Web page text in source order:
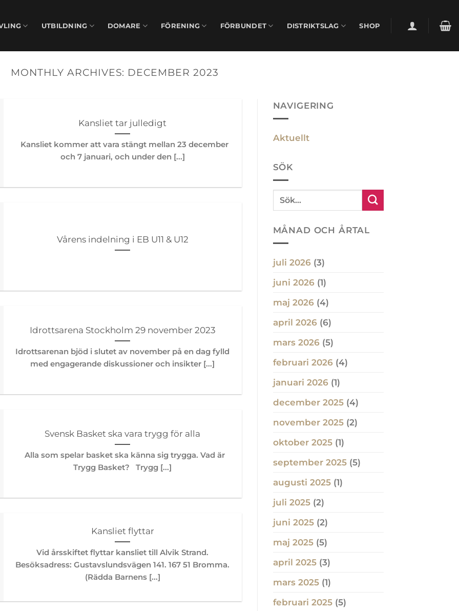
UTBILDNING DOMARE FÖRENING FÖRBUNDET DISTRIKTSLAG SHOP
MONTHLY ARCHIVES: DECEMBER 2023
Kansliet tar julledigt
Kansliet kommer att vara stängt mellan 23 december
och 7 januari, och under den [...]
Vårens indelning i EB U11 & U12
Idrottsarena Stockholm 29 november 2023
Idrottsarenan bjöd i slutet av november på en dag fylld
med engagerande diskussioner och insikter [...]
Svensk Basket ska vara trygg för alla
Alla som spelar basket ska känna sig trygga. Vad är
Trygg Basket? Trygg [...]
Kansliet flyttar
Vid årsskiftet flyttar kansliet till Alvik Strand.
Besöksadress: Gustavslundsvägen 141. 167 51 Bromma.
(Rädda Barnens [...]
NAVIGERING
Aktuellt
SÖK
MÅNAD OCH ÅRTAL
juli 2026(3)
juni 2026(1)
maj 2026(4)
april 2026(6)
mars 2026(5)
februari 2026(4)
januari 2026(1)
december 2025(4)
november 2025(2)
oktober 2025(1)
september 2025(5)
augusti 2025(1)
juli 2025(2)
juni 2025(2)
maj 2025(5)
april 2025(3)
mars 2025(1)
februari 2025(5)